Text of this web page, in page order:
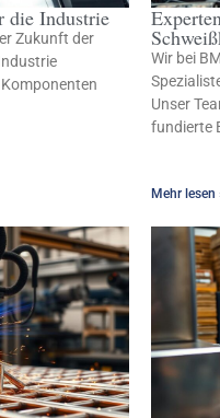
die Industrie
Zukunft der
Wir bei
Unser
fundierte
Mehr lesen